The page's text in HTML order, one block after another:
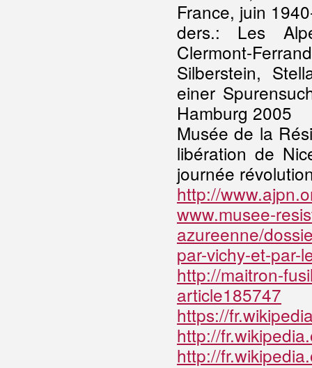
France, juin
ders.: Les
Clermont-
Silberstein,
einer
Hamburg 2005
Musée de la
libération de
journée
http://
www.musee-
azureenne/
par-vichy-et-par-
http://maitron-
article185747
https://
http://
http://